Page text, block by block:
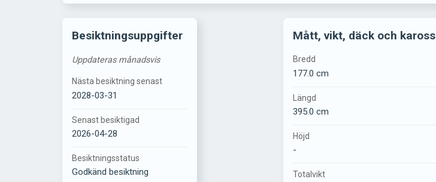
Besiktningsuppgifter
Uppdateras månadsvis
Nästa besiktning senast
2028-03-31
Senast besiktigad
2026-04-28
Besiktningsstatus
Godkänd besiktning
Mått, vikt, däck och kaross
Bredd
177.0 cm
Längd
395.0 cm
Höjd
-
Totalvikt